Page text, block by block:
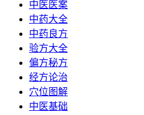
中医医案
中药大全
中药良方
验方大全
偏方秘方
经方论治
穴位图解
中医基础